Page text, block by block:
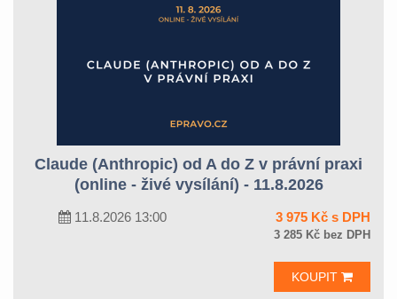
Claude (Anthropic) od A do Z v právní praxi
(online - živé vysílání) - 11.8.2026
11.8.2026 13:00 3 975 Kč s DPH
3 285 Kč bez DPH
KOUPIT